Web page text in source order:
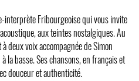
Fribourgeoise qui vous invite
aux teintes nostalgiques. Au
deux voix accompagnée de Simon
la basse. Ses chansons, en français et
douceur et authenticité.